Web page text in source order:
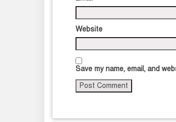
Website
Save my name, email, and